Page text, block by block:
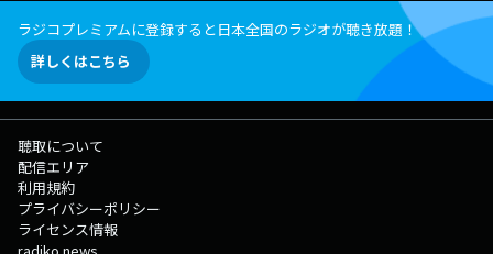
ラジコプレミアムに登録すると日本全国のラジオが聴き放題！
詳しくはこちら
聴取について
配信エリア
利用規約
プライバシーポリシー
ライセンス情報